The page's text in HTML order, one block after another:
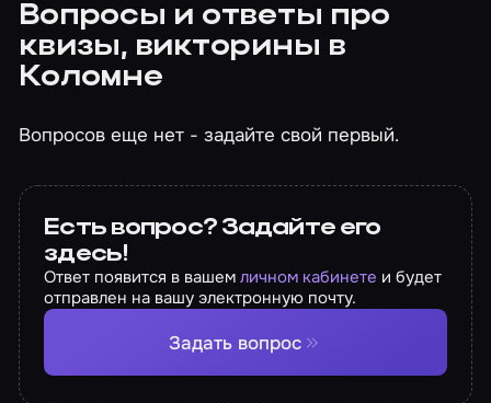
Вопросы и ответы про
квизы, викторины в
Коломне
Вопросов еще нет - задайте свой первый.
Есть вопрос? Задайте его
здесь!
Ответ появится в вашемличном кабинете и будет
отправлен на вашу электронную почту.
Задать вопрос